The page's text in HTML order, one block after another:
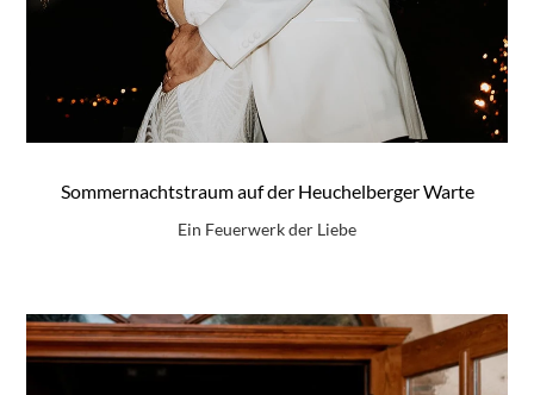
Sommernachtstraum auf der Heuchelberger Warte
Ein Feuerwerk der Liebe